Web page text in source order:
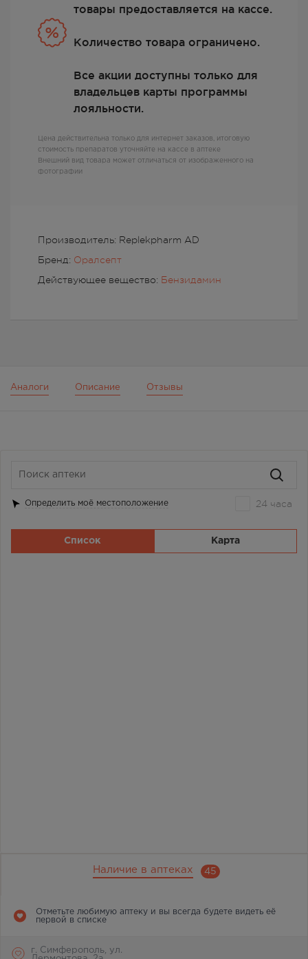
Производитель: Replekpharm AD
Бренд: Оралсепт
Действующее вещество: Бензидамин
товары предоставляется на кассе.
Количество товара ограничено.
Все акции доступны только для
владельцев карты программы
лояльности.
Цена действительна только для интернет заказов, итоговую
стоимость препаратов уточняйте на кассе в аптеке
Внешний вид товара может отличаться от изображенного на
фотографии
Аналоги Описание Отзывы
Наличие в аптеках 45
Отметьте любимую аптеку и вы всегда будете видеть её
первой в списке
г. Симферополь, ул.
Определить моё местоположение 24 часа
Список Карта